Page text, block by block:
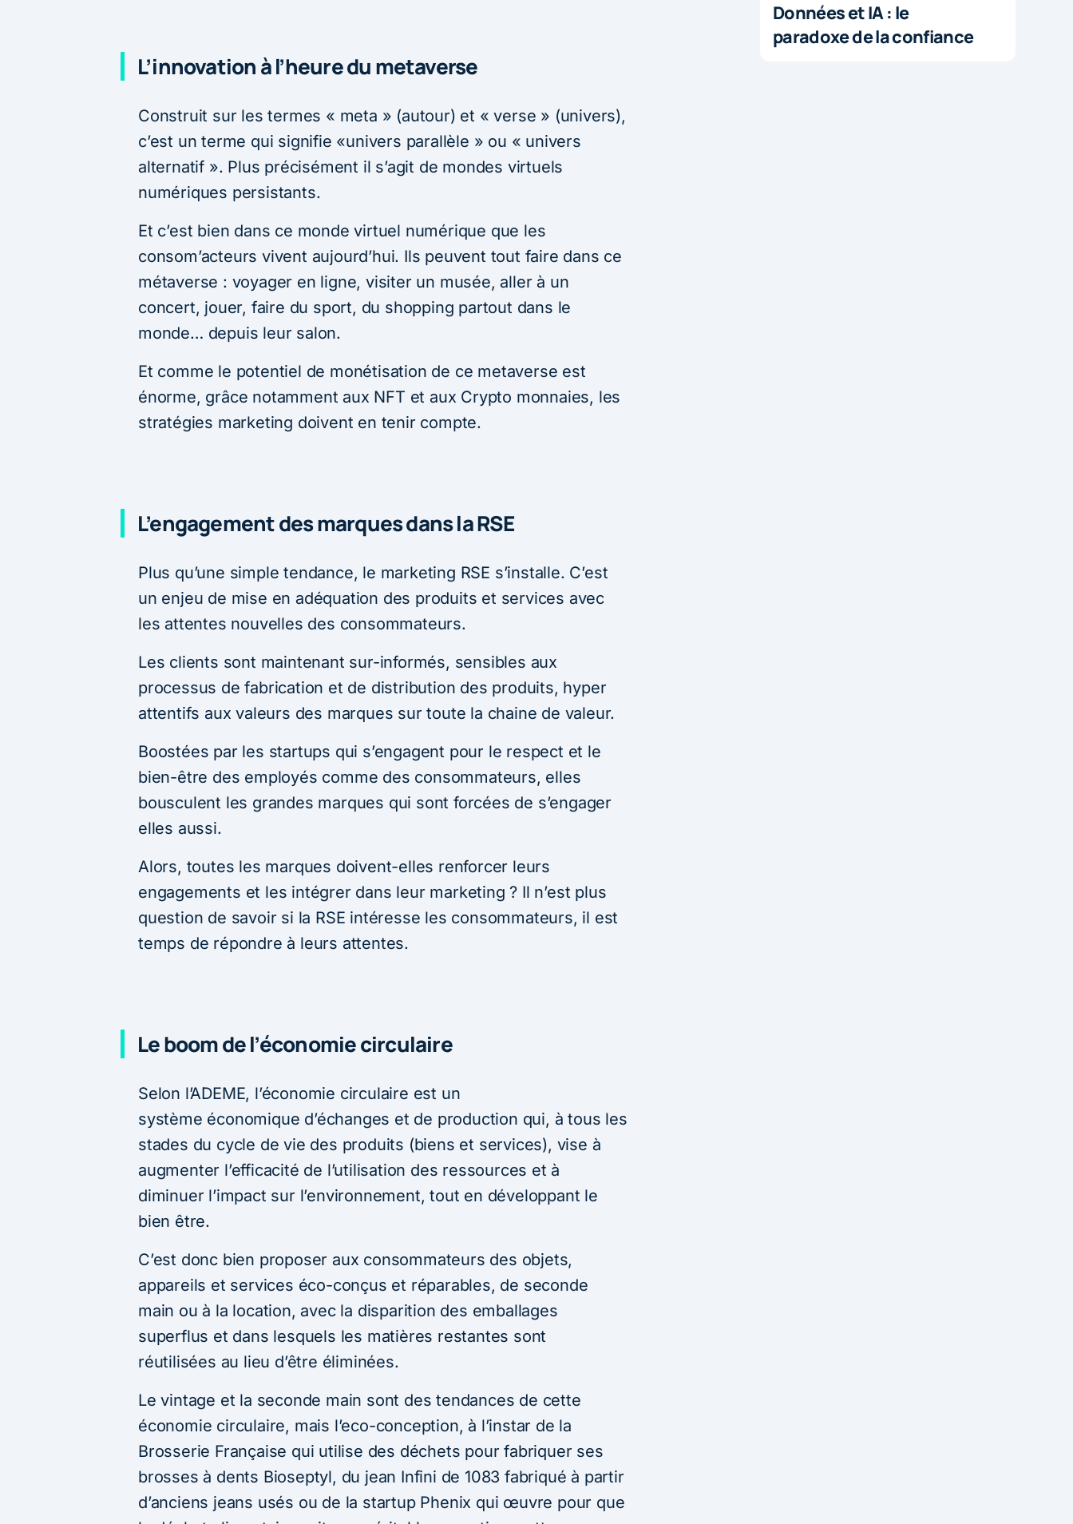
L’innovation à l’heure du metaverse
Construit sur les termes « meta » (autour) et « verse » (univers),
c’est un terme qui signifie «univers parallèle » ou « univers
alternatif ». Plus précisément il s’agit de mondes virtuels
numériques persistants.
Et c’est bien dans ce monde virtuel numérique que les
consom’acteurs vivent aujourd’hui. Ils peuvent tout faire dans ce
métaverse : voyager en ligne, visiter un musée, aller à un
concert, jouer, faire du sport, du shopping partout dans le
monde… depuis leur salon.
Et comme le potentiel de monétisation de ce metaverse est
énorme, grâce notamment aux NFT et aux Crypto monnaies, les
stratégies marketing doivent en tenir compte.
L’engagement des marques dans la RSE
Plus qu’une simple tendance, le marketing RSE s’installe. C’est
un enjeu de mise en adéquation des produits et services avec
les attentes nouvelles des consommateurs.
Les clients sont maintenant sur-informés, sensibles aux
processus de fabrication et de distribution des produits, hyper
attentifs aux valeurs des marques sur toute la chaine de valeur.
Boostées par les startups qui s’engagent pour le respect et le
bien-être des employés comme des consommateurs, elles
bousculent les grandes marques qui sont forcées de s’engager
elles aussi.
Alors, toutes les marques doivent-elles renforcer leurs
engagements et les intégrer dans leur marketing ? Il n’est plus
question de savoir si la RSE intéresse les consommateurs, il est
temps de répondre à leurs attentes.
Le boom de l’économie circulaire
Selon l’ADEME, l’économie circulaire est un
système économique d’échanges et de production qui, à tous les
stades du cycle de vie des produits (biens et services), vise à
augmenter l’efficacité de l’utilisation des ressources et à
diminuer l’impact sur l’environnement, tout en développant le
bien être.
C’est donc bien proposer aux consommateurs des objets,
appareils et services éco-conçus et réparables, de seconde
main ou à la location, avec la disparition des emballages
superflus et dans lesquels les matières restantes sont
réutilisées au lieu d’être éliminées.
Le vintage et la seconde main sont des tendances de cette
économie circulaire, mais l’eco-conception, à l’instar de la
Brosserie Française qui utilise des déchets pour fabriquer ses
brosses à dents Bioseptyl, du jean Infini de 1083 fabriqué à partir
d’anciens jeans usés ou de la startup Phenix qui œuvre pour que
Données et IA : le
paradoxe de la confiance